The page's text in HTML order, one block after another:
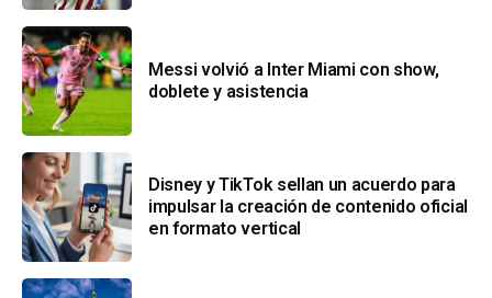
Messi volvió a Inter Miami con show,
doblete y asistencia
Disney y TikTok sellan un acuerdo para
impulsar la creación de contenido oficial
en formato vertical